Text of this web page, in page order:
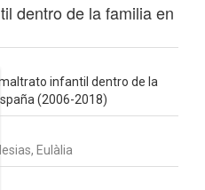
dentro de la familia en
infantil dentro de la
(2006-2018)
Eulàlia